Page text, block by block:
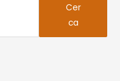
Cer
ca